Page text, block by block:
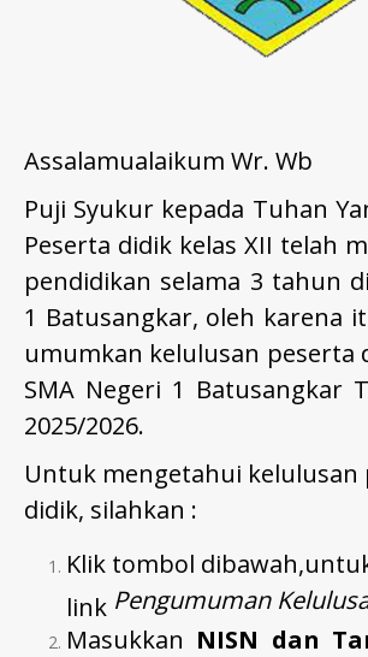
Assalamualaikum Wr. Wb
Puji Syukur kepada Tuhan
Peserta didik kelas XII telah
pendidikan selama 3 tahun
1 Batusangkar, oleh karena
umumkan kelulusan peserta
SMA Negeri 1 Batusangkar
2025/2026.
Untuk mengetahui kelulusan
didik, silahkan :
Klik tombol
link Pengumuman
Masukkan NISN dan